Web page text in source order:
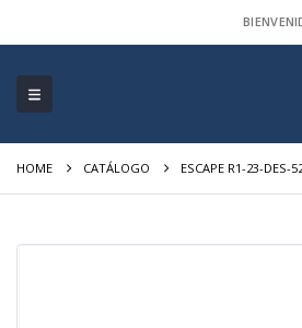
HOME CATÁLOGO ESCAPE R1-23-DES-